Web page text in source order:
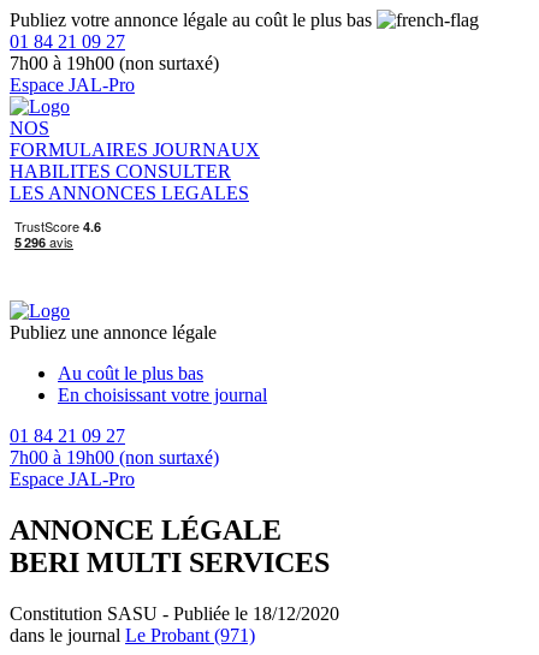
Publiez votre annonce légale au coût le plus bas
01 84 21 09 27
7h00 à 19h00 (non surtaxé)
Espace JAL-Pro
NOS
FORMULAIRES JOURNAUX
HABILITES CONSULTER
LES ANNONCES LEGALES
Publiez une annonce légale
Au coût le plus bas
En choisissant votre journal
01 84 21 09 27
7h00 à 19h00 (non surtaxé)
Espace JAL-Pro
ANNONCE LÉGALE
BERI MULTI SERVICES
Constitution SASU - Publiée le 18/12/2020
dans le journal Le Probant (971)